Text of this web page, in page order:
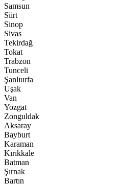
Samsun
Siirt
Sinop
Sivas
Tekirdağ
Tokat
Trabzon
Tunceli
Şanlıurfa
Uşak
Van
Yozgat
Zonguldak
Aksaray
Bayburt
Karaman
Kırıkkale
Batman
Şırnak
Bartın